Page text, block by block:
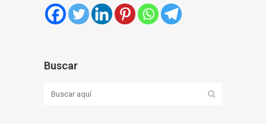
Buscar